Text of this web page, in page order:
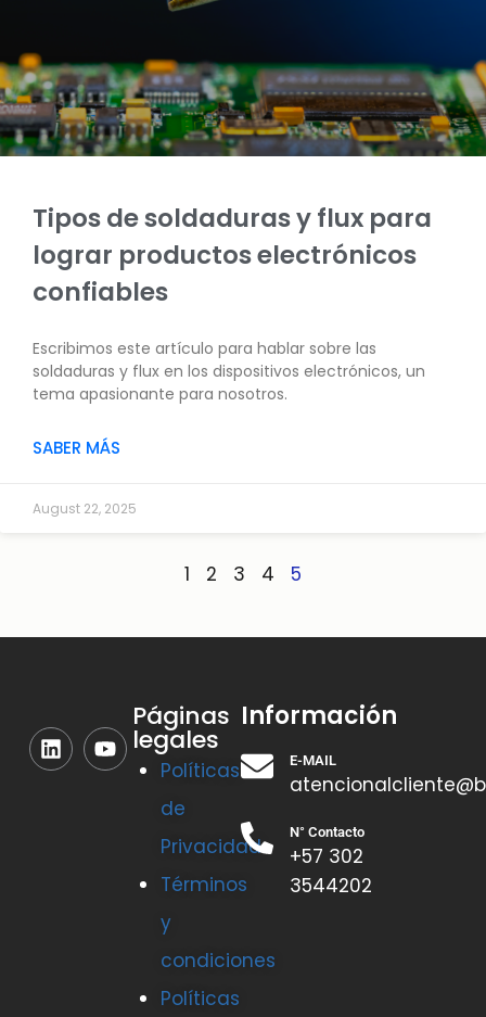
Tipos de soldaduras y flux para
lograr productos electrónicos
confiables
Escribimos este artículo para hablar sobre las
soldaduras y flux en los dispositivos electrónicos, un
tema apasionante para nosotros.
SABER MÁS
August 22, 2025
1 2 3 4 5
Páginas
legales
Políticas
de
Privacidad
Términos
y
condiciones
Políticas
Información
E-MAIL
N° Contacto
+57 302
3544202